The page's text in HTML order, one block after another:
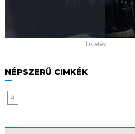
Hirdetés
NÉPSZERŰ CIMKÉK
#